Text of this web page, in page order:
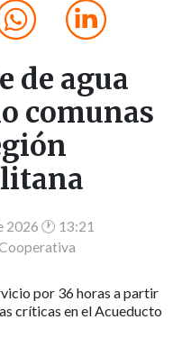
de agua
comunas
2026 🕐 13:21
por 36 horas a partir
críticas en el Acueducto